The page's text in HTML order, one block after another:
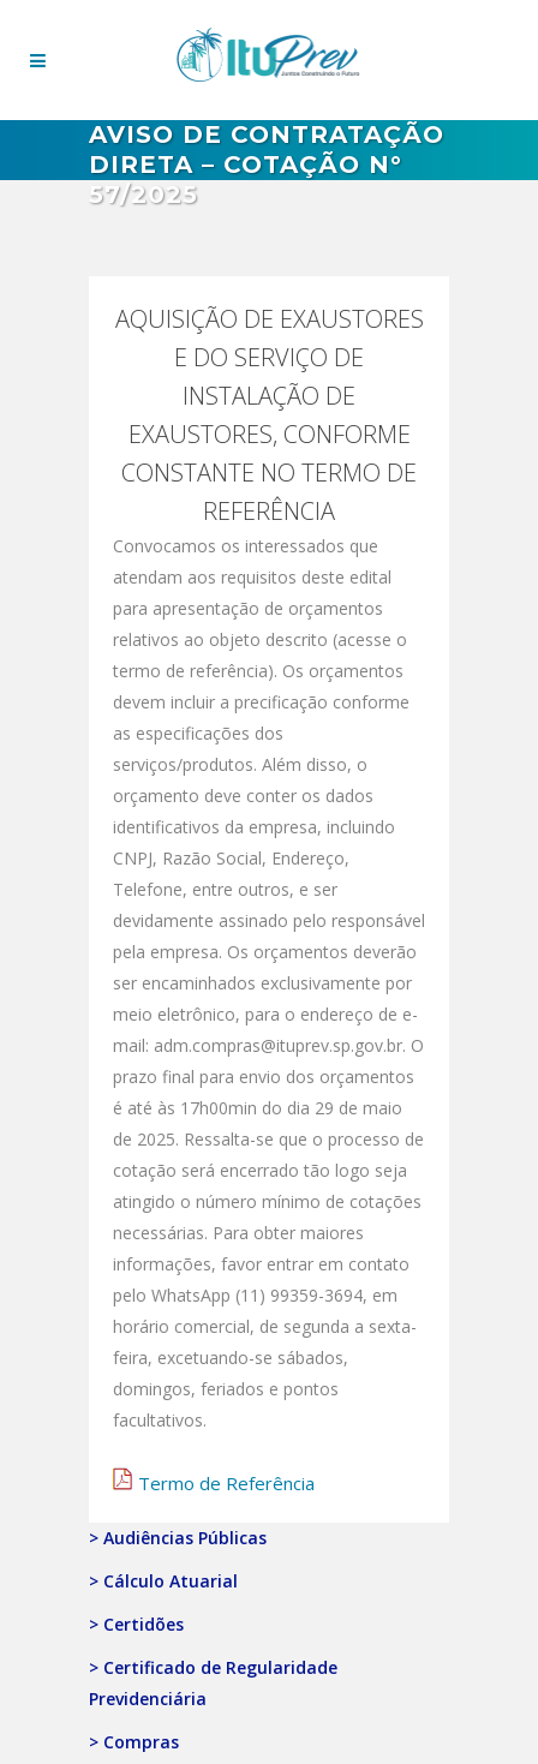
AVISO DE CONTRATAÇÃO
DIRETA – COTAÇÃO N°
57/2025
AQUISIÇÃO DE EXAUSTORES
E DO SERVIÇO DE
INSTALAÇÃO DE
EXAUSTORES, CONFORME
CONSTANTE NO TERMO DE
REFERÊNCIA
Convocamos os interessados que
atendam aos requisitos deste edital
para apresentação de orçamentos
relativos ao objeto descrito (acesse o
termo de referência). Os orçamentos
devem incluir a precificação conforme
as especificações dos
serviços/produtos. Além disso, o
orçamento deve conter os dados
identificativos da empresa, incluindo
CNPJ, Razão Social, Endereço,
Telefone, entre outros, e ser
devidamente assinado pelo responsável
pela empresa. Os orçamentos deverão
ser encaminhados exclusivamente por
meio eletrônico, para o endereço de e-
mail: adm.compras@ituprev.sp.gov.br. O
prazo final para envio dos orçamentos
é até às 17h00min do dia 29 de maio
de 2025. Ressalta-se que o processo de
cotação será encerrado tão logo seja
atingido o número mínimo de cotações
necessárias. Para obter maiores
informações, favor entrar em contato
pelo WhatsApp (11) 99359-3694, em
horário comercial, de segunda a sexta-
feira, excetuando-se sábados,
domingos, feriados e pontos
facultativos.
Termo de Referência
> Audiências Públicas
> Cálculo Atuarial
> Certidões
> Certificado de Regularidade
Previdenciária
> Compras